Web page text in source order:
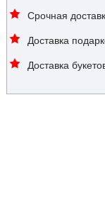
Срочная
Доставка
Доставка